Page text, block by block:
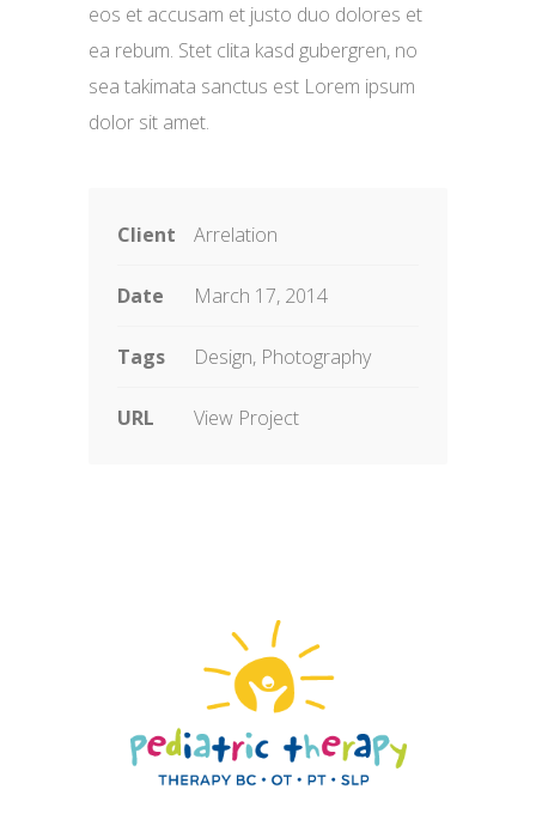
eos et accusam et justo duo dolores et
ea rebum. Stet clita kasd gubergren, no
sea takimata sanctus est Lorem ipsum
dolor sit amet.
Client Arrelation
Date March 17, 2014
Tags Design, Photography
URL View Project